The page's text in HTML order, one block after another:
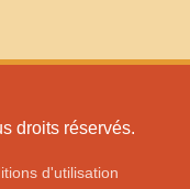
droits réservés.
d'utilisation